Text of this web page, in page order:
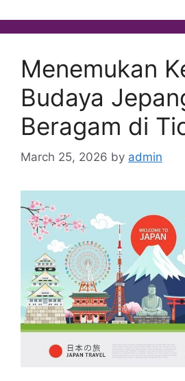
Menemukan
Budaya
Beragam di
March 25, 2026 by admin